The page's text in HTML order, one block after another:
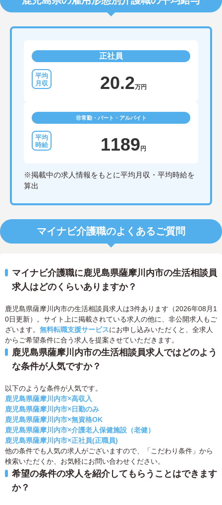
正社員
20.2万円
非常勤・パート・アルバイト
1189 円
※掲載中の求人情報をもとに平均月収・平均時給を
算出
マイナビ介護職のよくあるご質問
マイナビ介護職に鹿児島県薩摩川内市の生活相談員
求人はどのくらいありますか？
鹿児島県薩摩川内市の生活相談員求人は3件あります（2026年08月1
0日更新）。サイト上に掲載されている求人の他に、非公開求人もご
ざいます。 無料転職支援サービスにお申し込みいただくと、全求人
からご希望条件に合う求人を提案させていただきます。
鹿児島県薩摩川内市の生活相談員求人ではどのよう
な条件が人気ですか？
以下のような条件が人気です。
鹿児島県薩摩川内市×高収入
鹿児島県薩摩川内市×日勤のみ
鹿児島県薩摩川内市×無資格OK
鹿児島県薩摩川内市×介護老人保健施設（老健）
鹿児島県薩摩川内市×正社員(正職員)
他の条件でも人気の求人がございますので、「こだわり条件」から
検索いただくか、お気軽にお問い合わせください。
希望の条件の求人を紹介してもらうことはできます
か？